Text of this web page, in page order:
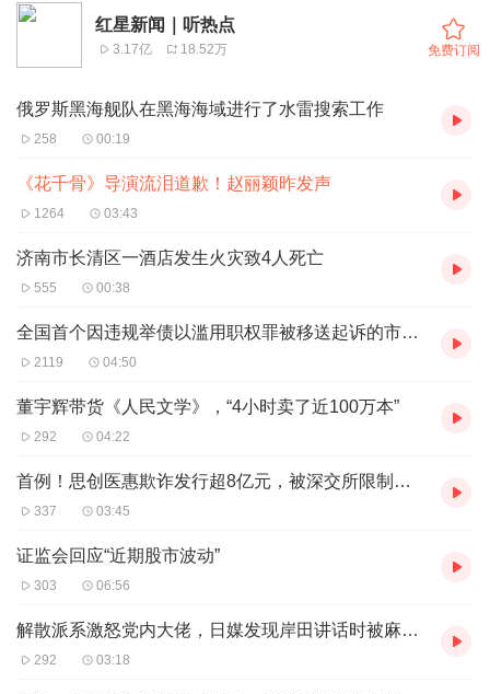
与您相见。”
视频中，张超理称，非常感谢已经走进电影院的朋友们，同
时我也很关心票房，知道很不理想。
“这让我很意外，此时此刻我感觉很愧疚，对不起我们的制
得四年的付出没有得到回报，在这里我要跟大家说一句对不
张超理说，“可能有很多朋友没有关注到电影上映的消息，
或电影没有抱有期待。但是，我想要说的是，我们电影作为
2020年第一批复工的电影，经历了太多太多的困难。最终
能够在电影院跟大家见面，已经是非常的不容易，所以我衷
目前，猫眼专业版显示，《花千骨》上映4天，票房为486.8
不过，从网友评论来看，该道歉并未得到网友理解。
日11点左右，累计票房513.5万。
资料显示，该片制片人唐丽君，由张超理执导，陈都灵、李
程彬领衔主演，茅子俊特别出演，陈晓东、张丹峰、张俪友
情出演。
红星新闻｜听热点
3.17亿 18.52万 免费订阅
俄罗斯黑海舰队在黑海海域进行了水雷搜索工作
258 00:19
《花千骨》导演流泪道歉！赵丽颖昨发声
1264 03:43
济南市长清区一酒店发生火灾致4人死亡
555 00:38
全国首个因违规举债以滥用职权罪被移送起诉的市委书记是他
2119 04:50
董宇辉带货《人民文学》，“4小时卖了近100万本”
292 04:22
首例！思创医惠欺诈发行超8亿元，被深交所限制融资资格
337 03:45
证监会回应“近期股市波动”
303 06:56
解散派系激怒党内大佬，日媒发现岸田讲话时被麻生“甩脸色”
292 03:18